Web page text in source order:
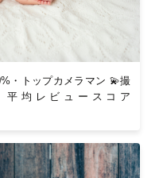
・トップカメラマン 💫撮
平均レビュースコア